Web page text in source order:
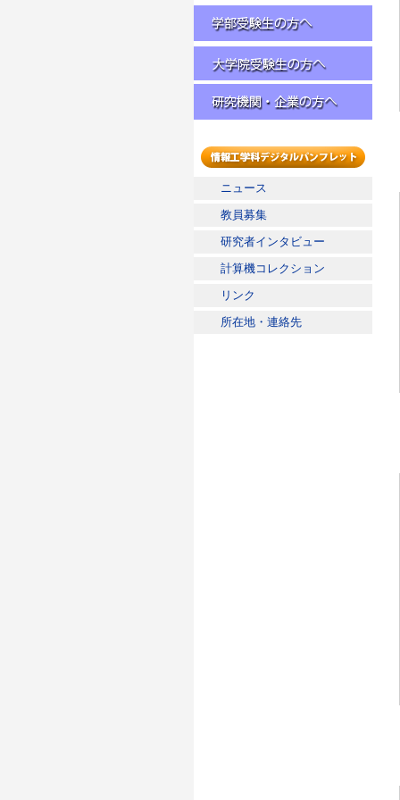
学部受験生の方へ
大学院受験生の方へ
ニュース
教員募集
研究者インタビュー
計算機コレクション
リンク
所在地・連絡先